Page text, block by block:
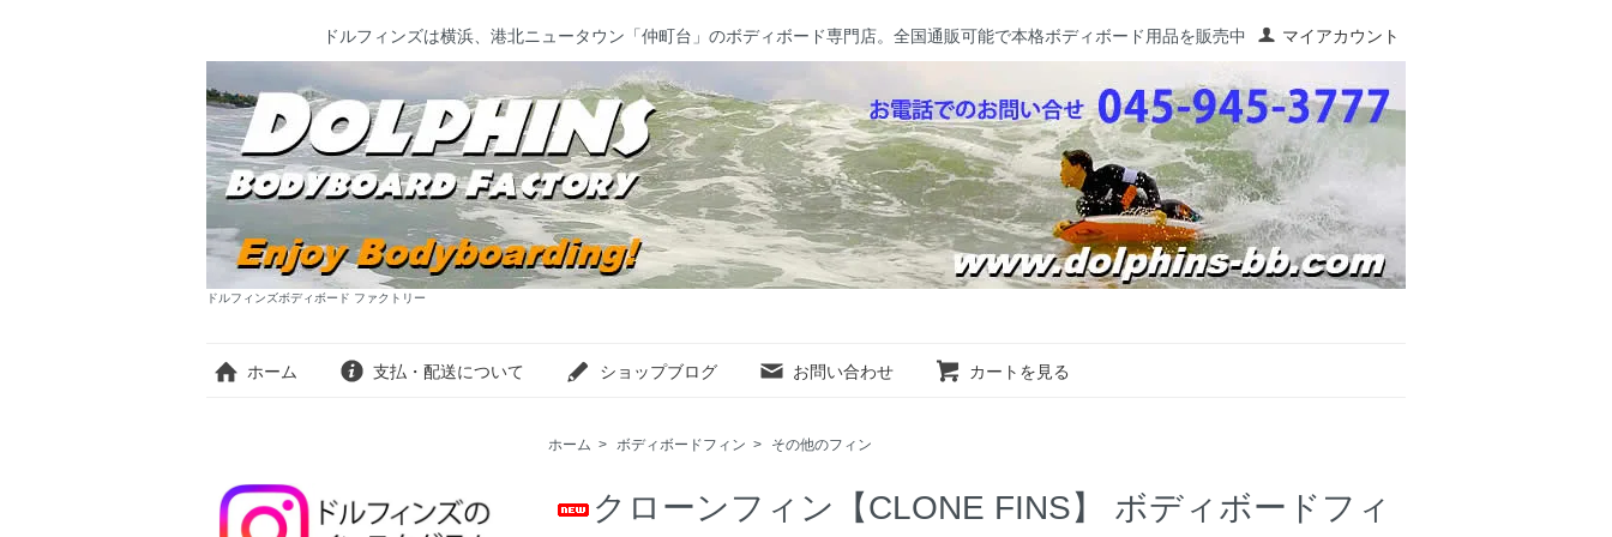
ドルフィンズは横浜、港北ニュータウン「仲町台」のボディボード専門店。全国通販可能で本格ボディボード用品を販売中 マイアカウント
ドルフィンズボディボード ファクトリー
ホーム 支払・配送について ショップブログ お問い合わせ カートを見る
ホーム > ボディボードフィン > その他のフィン
クローンフィン【CLONE FINS】 ボディボードフィ